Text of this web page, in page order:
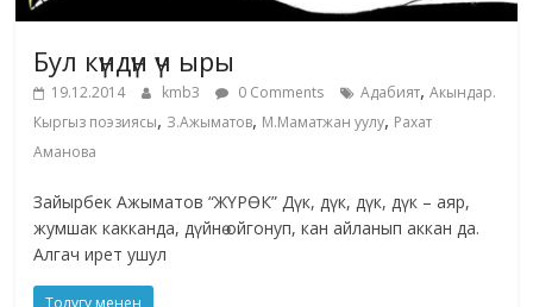
Бул күндүн үч ыры
19.12.2014 kmb3 0 Comments Адабият,Акындар.
Кыргыз поэзиясы, З.Ажыматов, М.Маматжан уулу, Рахат
Аманова
Зайырбек Ажыматов “ЖҮРӨК” Дүк, дүк, дүк, дүк – аяр,
жумшак какканда, дүйнө ойгонуп, кан айланып аккан да.
Алгач ирет ушул
Толугу менен